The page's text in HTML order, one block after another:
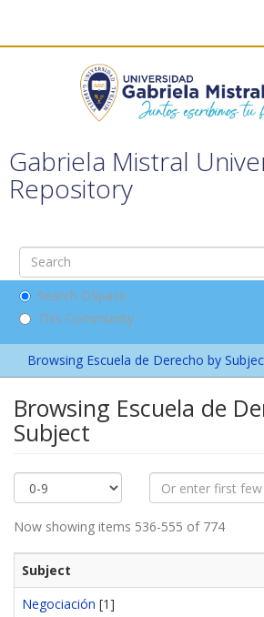
Gabriela Mistral
Repository
Search DSpace
This Community
Browsing Escuela de Derecho by
Browsing Escuela de
Subject
Now showing items 536-555 of 774
Subject
Negociación [1]